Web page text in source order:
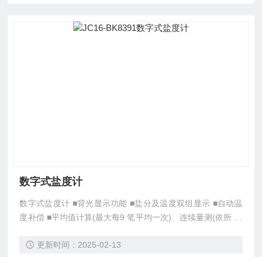
数字式盐度计
数字式盐度计 ■背光显示功能 ■盐分及温度双组显示 ■自动温
度补偿 ■平均值计算(最大每9 笔平均一次)、连续量测(依所 设
传感器更新时间：2025-02-13